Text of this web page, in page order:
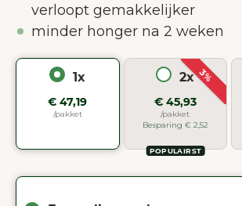
verloopt gemakkelijker
minder honger na 2 weken
1x
€ 47,19
/pakket
3%
2x
€ 45,93
/pakket
Besparing € 2,52
POPULAIRST